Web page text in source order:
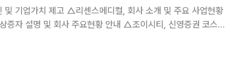
기업가치 제고 △리센스메디컬, 회사 소개 및 주요 사업현황
증자 설명 및 회사 주요현황 안내 △조이시티, 신영증권 코스닥
참가 △바이오포트, 회사